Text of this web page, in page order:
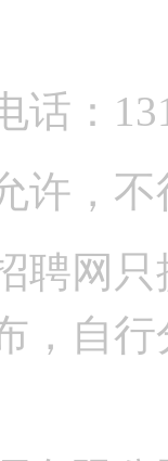
话：
许，
聘网
，自